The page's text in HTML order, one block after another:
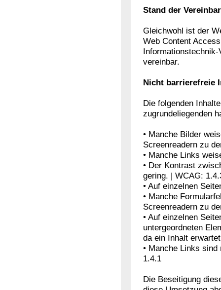
Stand der
Gleichwohl ist der
Web Content
vereinbar.
Nicht barrierefreie
Die folgenden
zugrundeliegenden
• Manche Bilder
Screenreadern zu
• Manche Links
• Der Kontrast
gering. | WCAG:
• Auf einzelnen
• Manche
Screenreadern zu
• Auf einzelnen
untergeordneten
da ein Inhalt
• Manche Links
1.4.1
Die Beseitigung